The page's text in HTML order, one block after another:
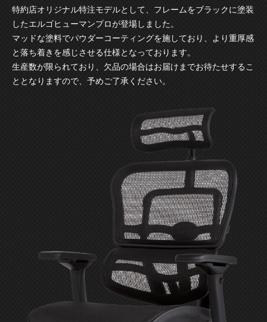
特約店オリジナル特注モデルとして、フレームをブラックに塗装
したエルゴヒューマンプロが登場しました。
マッドな塗料でパウダーコーティングを施しており、より重厚感
と落ち着きを感じさせる仕様となっております。
生産数が限られており、欠品の場合はお届けまでお待たせするこ
ととなりますので、予めご了承ください。